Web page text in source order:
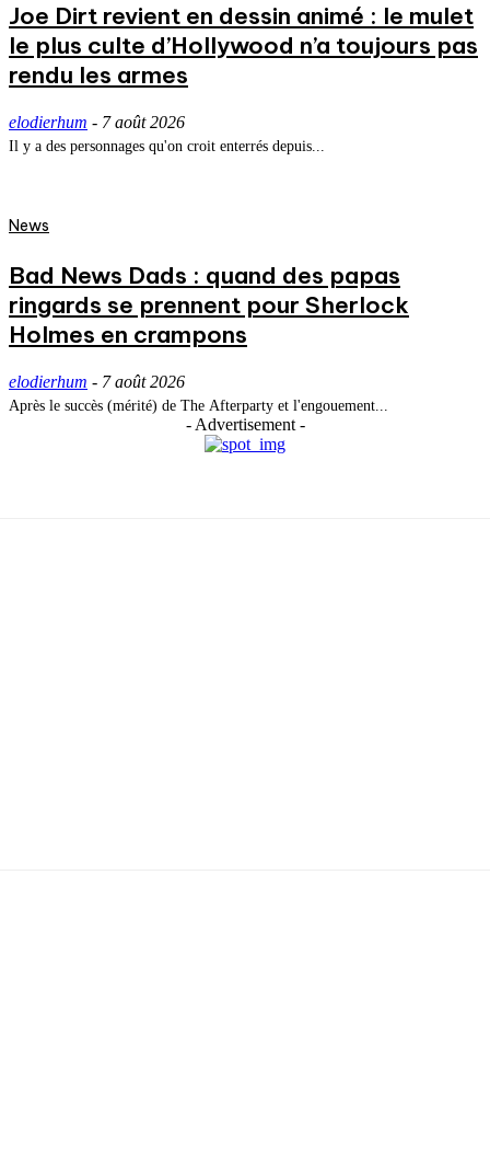
Joe Dirt revient en dessin animé : le mulet
le plus culte d’Hollywood n’a toujours pas
rendu les armes
elodierhum - 7 août 2026
Il y a des personnages qu'on croit enterrés depuis...
News
Bad News Dads : quand des papas
ringards se prennent pour Sherlock
Holmes en crampons
elodierhum - 7 août 2026
Après le succès (mérité) de The Afterparty et l'engouement...
- Advertisement -